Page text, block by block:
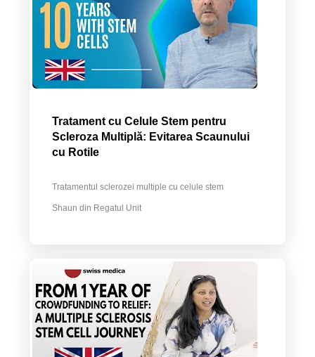
Tratament cu Celule Stem pentru
Scleroza Multiplă: Evitarea Scaunului
cu Rotile
Tratamentul sclerozei multiple cu celule stem
Shaun din Regatul Unit